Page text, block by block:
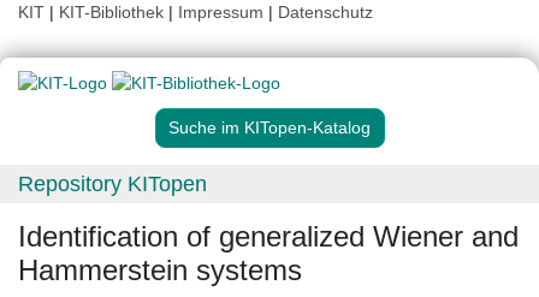
KIT | KIT-Bibliothek | Impressum | Datenschutz
Suche im KITopen-Katalog
Repository KITopen
Identification of generalized Wiener and
Hammerstein systems